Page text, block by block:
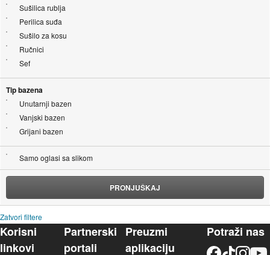
Sušilica rublja
Perilica suđa
Sušilo za kosu
Ručnici
Sef
Tip bazena
Unutarnji bazen
Vanjski bazen
Grijani bazen
Samo oglasi sa slikom
PRONJUŠKAJ
Zatvori filtere
Korisni
linkovi
Partnerski
portali
Preuzmi
aplikaciju
Potraži nas